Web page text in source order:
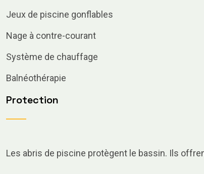
Jeux de piscine gonflables
Nage à contre-courant
Système de chauffage
Balnéothérapie
Protection
Les abris de piscine protègent le bassin. Ils